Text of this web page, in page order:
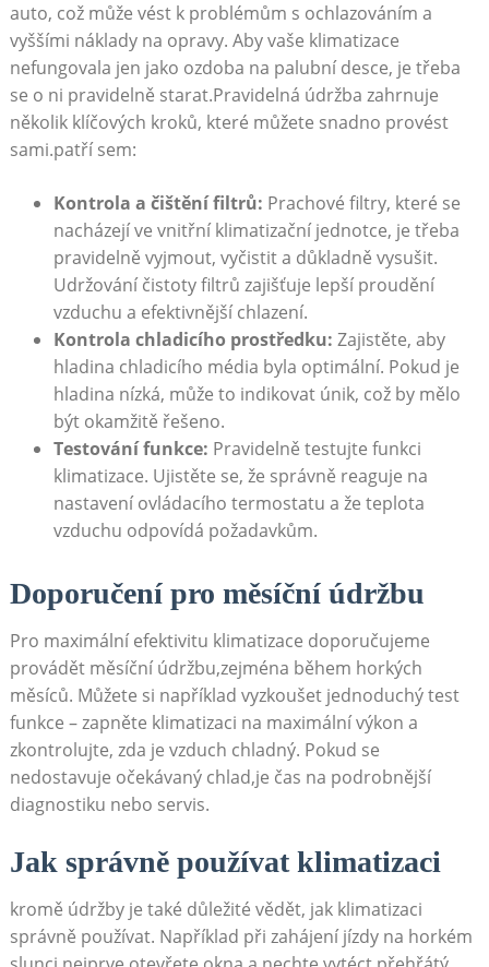
auto, což může vést⁢ k problémům s ochlazováním a
vyššími náklady na​ opravy. Aby vaše klimatizace
nefungovala jen jako ozdoba ⁤na palubní desce, je třeba
se o ni pravidelně ‌starat.Pravidelná⁢ údržba ⁢zahrnuje
několik klíčových kroků, které‌ můžete ‌snadno provést
sami.patří sem:
Kontrola a čištění ⁢filtrů: Prachové filtry, které se
nacházejí ve ‌vnitřní ​klimatizační jednotce, je třeba
pravidelně vyjmout, vyčistit a ​důkladně vysušit.
⁤Udržování čistoty filtrů ⁣zajišťuje lepší proudění‌
vzduchu a ⁤efektivnější chlazení.
Kontrola chladicího prostředku: ‌Zajistěte, aby⁤
hladina ‍chladicího média byla optimální. Pokud ​je
hladina nízká, může⁣ to indikovat únik, což by mělo
být okamžitě řešeno.
Testování funkce: Pravidelně testujte ⁤funkci​
klimatizace. Ujistěte ⁣se, že správně reaguje na
nastavení ovládacího termostatu a že teplota
vzduchu ‍odpovídá ⁢požadavkům.
Doporučení pro měsíční údržbu
Pro maximální efektivitu klimatizace⁣ doporučujeme⁢
provádět měsíční údržbu,zejména během horkých
měsíců. Můžete si například vyzkoušet ‍jednoduchý test
funkce – zapněte⁢ klimatizaci ‍na maximální‍ výkon a
zkontrolujte, ‍zda je‍ vzduch chladný. Pokud⁤ se
nedostavuje očekávaný chlad,je ⁢čas na podrobnější
diagnostiku⁣ nebo servis.
Jak správně‍ používat klimatizaci
kromě údržby je také ⁢důležité vědět, jak klimatizaci
správně​ používat. Například⁢ při ‌zahájení jízdy na horkém